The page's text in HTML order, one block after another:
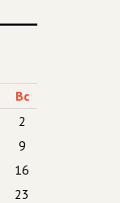
Вс
2
9
16
23